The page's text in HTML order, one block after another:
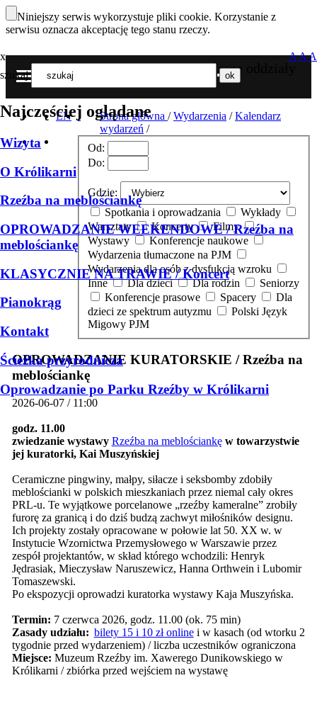
Niniejszy serwis wykorzystuje pliki cookie. Korzystanie z
serwisu oznacza akceptację tego stanu rzeczy.
Nasze oddziały
MENU
x
szukaj
Najczęściej oglądane
Wizyta
O Królikarni
Rzeźba na meblościankę
OPROWADZANIE WEEKENDOWE / Rzeźba na
meblościankę
KLASYCZNIE NA TRAWIE / Koncert
Pianokrąg
Kontakt
Ścieżka przyrodnicza
Oprowadzanie po Parku Rzeźby w Królikarni
AAA
EN Strona główna / Wydarzenia /Kalendarz
wydarzeń /
Od:
Do:
Gdzie:
Spotkania i oprowadzania
Wykłady
Warsztaty
Koncerty
Filmy
Wystawy
Konferencje naukowe
Wydarzenia tłumaczone na PJM
Wydarzenia dla osób z dysfukcją wzroku
Inne
Dla dzieci Dla rodzin
Seniorzy
Konferencje prasowe
Spacery
dzieci ze spektrum autyzmu
Migowy PJM
OPROWADZANIE KURATORSKIE / Rzeźba na
meblościankę
2026-06-07 / 11:00
godz. 11.00
zwiedzanie wystawy Rzeźba na meblościankę w towarzystwie
jej kuratorki, Kai Muszyńskiej
Ceramiczne pingwiny, małpy, siłacze i seksbomby zdobiły
meblościanki w polskich mieszkaniach przez niemal cały okres
PRL-u. Te wyjątkowe porcelanowe „rzeźby kameralne” zrobiły
furorę za granicą i do dziś budzą zachwyt miłośników designu.
Ich projekty zostały opracowane w połowie lat 50. XX w. w
Instytucie Wzornictwa Przemysłowego w Warszawie przez
zespół projektantów, w skład którego wchodzili: Henryk
Jędrasiak, Mieczysław Naruszewicz, Hanna Orthwein i Lubomir
Tomaszewski.
Po ekspozycji oprowadzi kuratorka wystawy Kaja Muszyńska.
Termin: 7 czerwca 2026, godz. 11.00 (ok. 75 min)
Zasady udziału: bilety 15 i 10 zł onlinei w kasach (od wtorku 2
tygodnie przed wydarzeniem) / liczba uczestników ograniczona
Miejsce: Muzeum Rzeźby im. Xawerego Dunikowskiego w
Królikarni / zbiórka przed wejściem na wystawę